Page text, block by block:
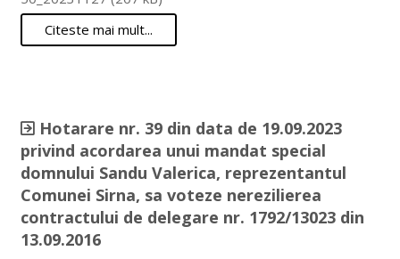
Citeste mai mult...
Hotarare nr. 39 din data de 19.09.2023
privind acordarea unui mandat special
domnului Sandu Valerica, reprezentantul
Comunei Sirna, sa voteze nerezilierea
contractului de delegare nr. 1792/13023 din
13.09.2016